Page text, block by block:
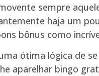
sempre
haja um
bônus como
ótima lógica de
aparelhar bingo